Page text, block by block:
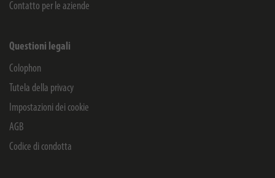
Contatto per le aziende
Questioni legali
Colophon
Tutela della privacy
Impostazioni dei cookie
AGB
Codice di condotta